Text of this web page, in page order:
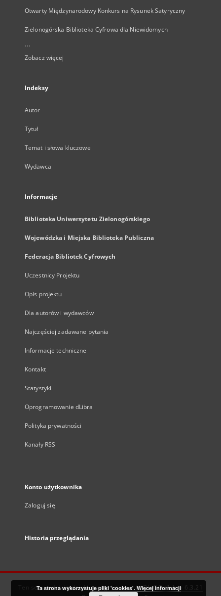
Otwarty Międzynarodowy Konkurs na Rysunek Satyryczny
Zielonogórska Biblioteka Cyfrowa dla Niewidomych
...
Zobacz więcej
Indeksy
Autor
Tytuł
Temat i słowa kluczowe
Wydawca
Informacje
Biblioteka Uniwersytetu Zielonogórskiego
Wojewódzka i Miejska Biblioteka Publiczna
Federacja Bibliotek Cyfrowych
Uczestnicy Projektu
Opis projektu
Dla autorów i wydawców
Najczęściej zadawane pytania
Informacje techniczne
Kontakt
Statystyki
Oprogramowanie dLibra
Polityka prywatności
Kanały RSS
Konto użytkownika
Zaloguj się
Historia przeglądania
Ten serwis działa dzięki oprogramowaniuDInGO dLibra 6.3.21
Ta strona wykorzystuje pliki 'cookies'. Więcej informacji